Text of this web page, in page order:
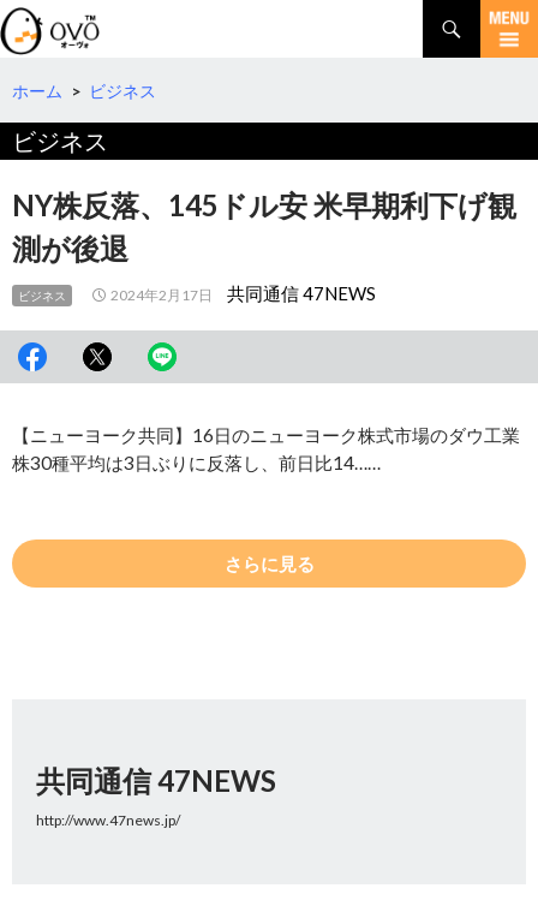
検
索
コ
テ
へ
移
動
ホーム > ビジネス
ビジネス
NY株反落、145ドル安 米早期利下げ観
測が後退
ビジネス 2024年2月17日 共同通信 47NEWS
【ニューヨーク共同】16日のニューヨーク株式市場のダウ工業
株30種平均は3日ぶりに反落し、前日比14……
さらに見る
共同通信 47NEWS
http://www.47news.jp/